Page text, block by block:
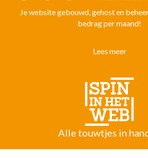
Je website gebouwd, gehost en
bedrag per maand!
Lees meer
Alle touwtjes in